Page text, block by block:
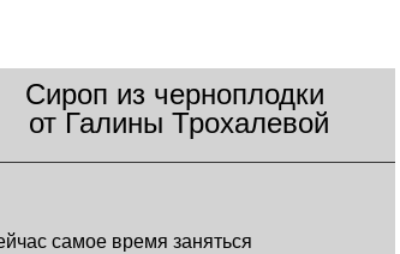
Сироп из черноплодки
от Галины Трохалевой
самое время заняться